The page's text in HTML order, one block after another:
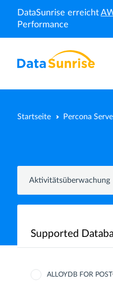
DataSunrise erreicht
Performance
Startseite Percona
Aktivitätsüberwachung
Supported
ALLOYDB FOR